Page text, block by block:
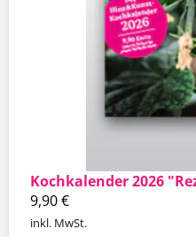
Kochkalender 2026
9,90€
inkl. MwSt.